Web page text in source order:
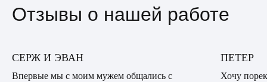
Отзывы о нашей работе
СЕРЖ И ЭВАН
Впервые мы с моим мужем общались с
ПЕТЕР
Хочу